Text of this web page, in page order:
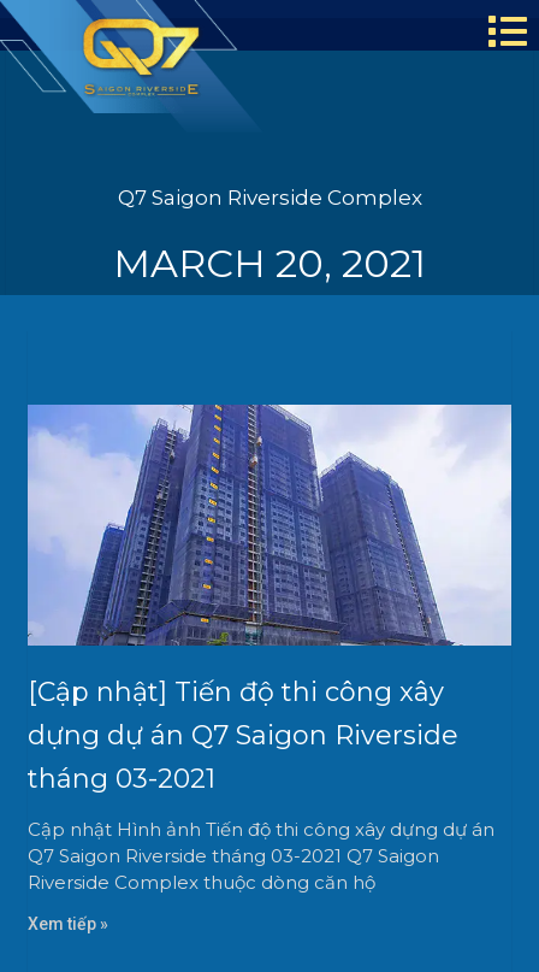
Q7 Saigon Riverside Complex
MARCH 20, 2021
[Cập nhật] Tiến độ thi công xây
dựng dự án Q7 Saigon Riverside
tháng 03-2021
Cập nhật Hình ảnh Tiến độ thi công xây dựng dự án
Q7 Saigon Riverside tháng 03-2021 Q7 Saigon
Riverside Complex thuộc dòng căn hộ
Xem tiếp »